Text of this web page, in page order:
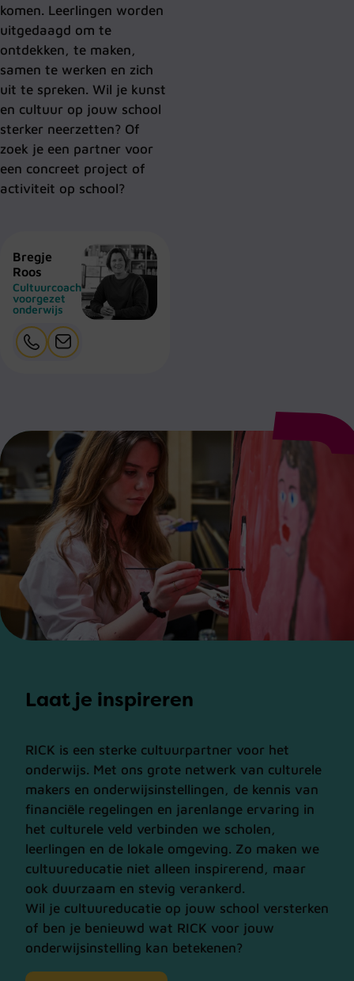
komen. Leerlingen worden
uitgedaagd om te
ontdekken, te maken,
samen te werken en zich
uit te spreken. Wil je kunst
en cultuur op jouw school
sterker neerzetten? Of
zoek je een partner voor
een concreet project of
activiteit op school?
Bregje
Roos
Cultuurcoach
voorgezet
onderwijs
Laat je inspireren
RICK is een sterke cultuurpartner voor het
onderwijs. Met ons grote netwerk van culturele
makers en onderwijsinstellingen, de kennis van
financiële regelingen en jarenlange ervaring in
het culturele veld verbinden we scholen,
leerlingen en de lokale omgeving. Zo maken we
cultuureducatie niet alleen inspirerend, maar
ook duurzaam en stevig verankerd.
Wil je cultuureducatie op jouw school versterken
of ben je benieuwd wat RICK voor jouw
onderwijsinstelling kan betekenen?